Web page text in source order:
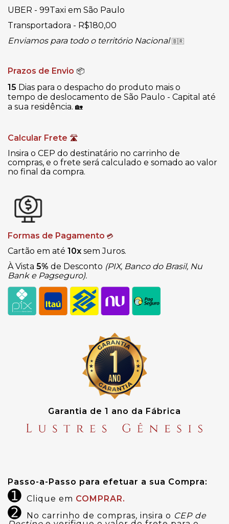
UBER - 99Taxi em São Paulo
Transportadora - R$180,00
Enviamos para todo o território Nacional🇧🇷
Prazos de Envio 📦
15 Dias para o despacho do produto mais o
tempo de deslocamento de São Paulo - Capital até
a sua residência. 🏡
Calcular Frete 🛣
Insira o CEP do destinatário no carrinho de
compras, e o frete será calculado e somado ao valor
no final da compra.
Formas de Pagamento 💳
Cartão em até 10x sem Juros.
À Vista 5% de Desconto (PIX, Banco do Brasil, Nu
Bank e Pagseguro).
Garantia de 1 ano da Fábrica
Passo-a-Passo para efetuar a sua Compra:
➊ Clique em COMPRAR.
➋ No carrinho de compras, insira o CEP de